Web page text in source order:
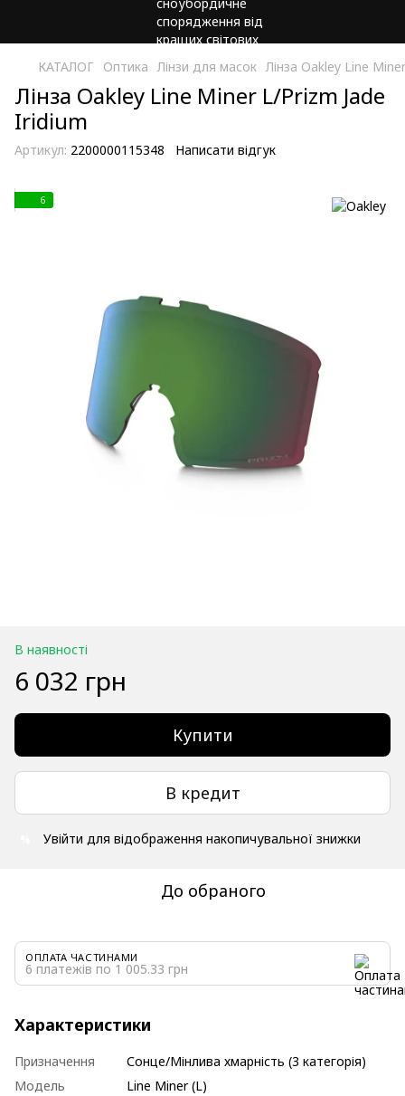
КАТАЛОГ Оптика Лінзи для масок Лінза Oakley Line
Лінза Oakley Line Miner L/Prizm Jade
Iridium
Артикул: 2200000115348 Написати відгук
6
В наявності
6 032 грн
Купити
В кредит
Увійти для відображення накопичувальної знижки
До обраного
ОПЛАТА ЧАСТИНАМИ
6 платежів по 1 005.33 грн
Характеристики
Призначення
Сонце/Мінлива хмарність (3 категорія)
Модель
Line Miner (L)